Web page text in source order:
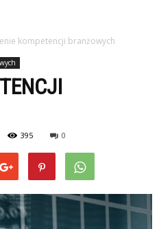
kompetencji branżowych
395 0